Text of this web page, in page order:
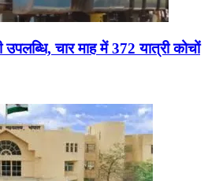
चार माह में 372 यात्री कोचों